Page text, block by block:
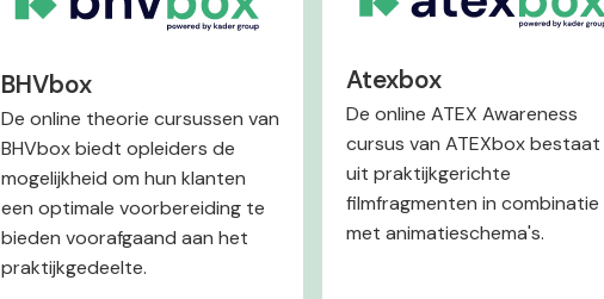
BHVbox
De online theorie cursussen van
BHVbox biedt opleiders de
mogelijkheid om hun klanten
een optimale voorbereiding te
bieden voorafgaand aan het
praktijkgedeelte.
Atexbox
De online ATEX Awareness
cursus van ATEXbox bestaat
uit praktijkgerichte
filmfragmenten in combinatie
met animatieschema's.